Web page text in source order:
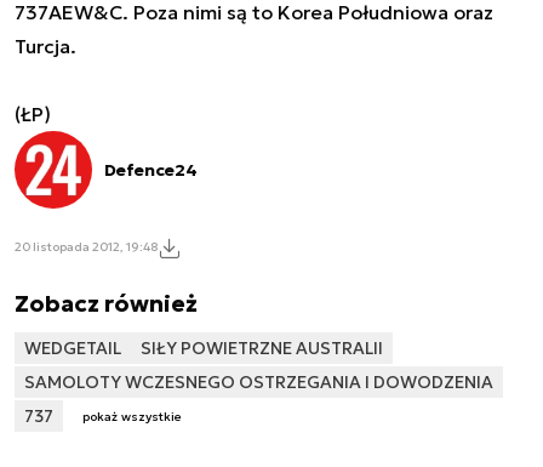
737AEW&C. Poza nimi są to Korea Południowa oraz
Turcja.
(ŁP)
Defence24
20 listopada 2012, 19:48
Zobacz również
WEDGETAIL
SIŁY POWIETRZNE AUSTRALII
SAMOLOTY WCZESNEGO OSTRZEGANIA I DOWODZENIA
737
pokaż wszystkie